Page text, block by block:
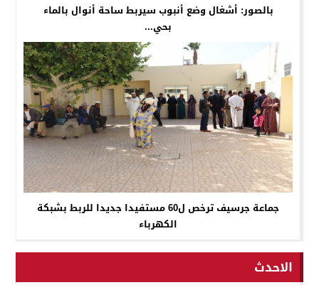
بالصور: أشغال وضع أنبوب سيربط ساحة أنوال بالماء
بحي...
جماعة جرسيف ترخص ل60 مستفيدا جديدا للربط بشبكة
الكهرباء
الاحدث